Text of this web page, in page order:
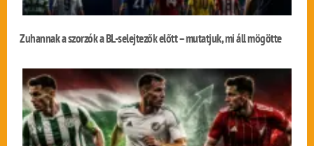
Zuhannak a szorzók a BL-selejtezők előtt – mutatjuk, mi áll mögötte